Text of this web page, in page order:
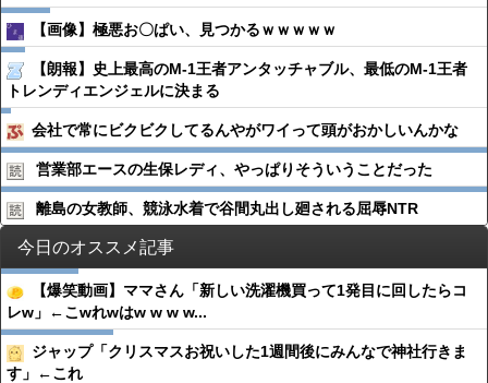
【画像】極悪お〇ぱい、見つかるｗｗｗｗｗ
【朗報】史上最高のM-1王者アンタッチャブル、最低のM-1王者
トレンディエンジェルに決まる
会社で常にビクビクしてるんやがワイって頭がおかしいんかな
営業部エースの生保レディ、やっぱりそういうことだった
離島の女教師、競泳水着で谷間丸出し廻される屈辱NTR
今日のオススメ記事
【爆笑動画】ママさん「新しい洗濯機買って1発目に回したらコ
レw」←こwれwはw w w w...
ジャップ「クリスマスお祝いした1週間後にみんなで神社行きま
す」←これ